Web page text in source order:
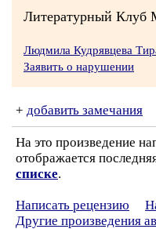
Литературный Клуб
Людмила Кудрявцева
Заявить о нарушении
+ добавить замечания
На это произведение
отображается
списке.
Написать рецензию
Другие произведения